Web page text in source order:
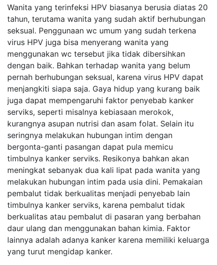
Wanita yang terinfeksi HPV biasanya berusia diatas 20
tahun, terutama wanita yang sudah aktif berhubungan
seksual. Penggunaan wc umum yang sudah terkena
virus HPV juga bisa menyerang wanita yang
menggunakan wc tersebut jika tidak dibersihkan
dengan baik. Bahkan terhadap wanita yang belum
pernah berhubungan seksual, karena virus HPV dapat
menjangkiti siapa saja. Gaya hidup yang kurang baik
juga dapat mempengaruhi faktor penyebab kanker
serviks, seperti misalnya kebiasaan merokok,
kurangnya asupan nutrisi dan asam folat. Selain itu
seringnya melakukan hubungan intim dengan
bergonta-ganti pasangan dapat pula memicu
timbulnya kanker serviks. Resikonya bahkan akan
meningkat sebanyak dua kali lipat pada wanita yang
melakukan hubungan intim pada usia dini. Pemakaian
pembalut tidak berkualitas menjadi penyebab lain
timbulnya kanker serviks, karena pembalut tidak
berkualitas atau pembalut di pasaran yang berbahan
daur ulang dan menggunakan bahan kimia. Faktor
lainnya adalah adanya kanker karena memiliki keluarga
yang turut mengidap kanker.